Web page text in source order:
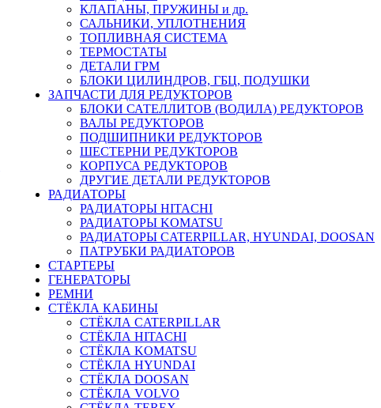
КЛАПАНЫ, ПРУЖИНЫ и др.
САЛЬНИКИ, УПЛОТНЕНИЯ
ТОПЛИВНАЯ СИСТЕМА
ТЕРМОСТАТЫ
ДЕТАЛИ ГРМ
БЛОКИ ЦИЛИНДРОВ, ГБЦ, ПОДУШКИ
ЗАПЧАСТИ ДЛЯ РЕДУКТОРОВ
БЛОКИ САТЕЛЛИТОВ (ВОДИЛА) РЕДУКТОРОВ
ВАЛЫ РЕДУКТОРОВ
ПОДШИПНИКИ РЕДУКТОРОВ
ШЕСТЕРНИ РЕДУКТОРОВ
КОРПУСА РЕДУКТОРОВ
ДРУГИЕ ДЕТАЛИ РЕДУКТОРОВ
РАДИАТОРЫ
РАДИАТОРЫ HITACHI
РАДИАТОРЫ KOMATSU
РАДИАТОРЫ CATERPILLAR, HYUNDAI, DOOSAN
ПАТРУБКИ РАДИАТОРОВ
СТАРТЕРЫ
ГЕНЕРАТОРЫ
РЕМНИ
СТЁКЛА КАБИНЫ
СТЁКЛА CATERPILLAR
СТЁКЛА HITACHI
СТЁКЛА KOMATSU
СТЁКЛА HYUNDAI
СТЁКЛА DOOSAN
СТЁКЛА VOLVO